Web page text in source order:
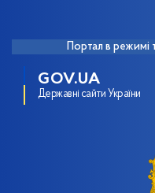
Портал в режимі
GOV.UA
Державні сайти України